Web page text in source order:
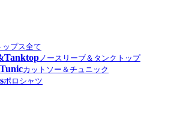
ップス全て
ノースリーブ＆タンクトップ
カットソー＆チュニック
ポロシャツ